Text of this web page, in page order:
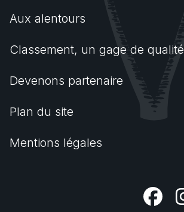
Aux alentours
Classement, un gage de qualité
Devenons partenaire
Plan du site
Mentions légales